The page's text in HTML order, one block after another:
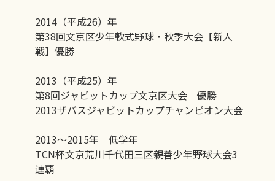
2014（平成26）年
第38回文京区少年軟式野球・秋季大会【新人
戦】優勝
2013（平成25）年
第8回ジャビットカップ文京区大会 優勝
2013ザバスジャビットカップチャンピオン大会
2013～2015年 低学年
TCN杯文京荒川千代田三区親善少年野球大会3
連覇